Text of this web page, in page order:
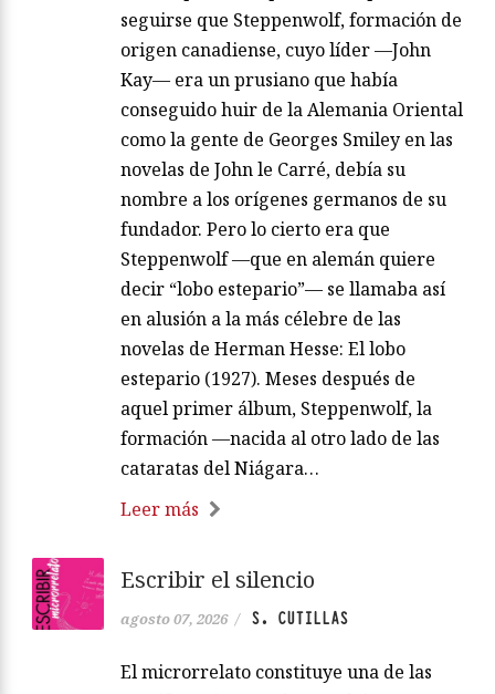
seguirse que Steppenwolf, formación de
origen canadiense, cuyo líder —John
Kay— era un prusiano que había
conseguido huir de la Alemania Oriental
como la gente de Georges Smiley en las
novelas de John le Carré, debía su
nombre a los orígenes germanos de su
fundador. Pero lo cierto era que
Steppenwolf —que en alemán quiere
decir “lobo estepario”— se llamaba así
en alusión a la más célebre de las
novelas de Herman Hesse: El lobo
estepario (1927). Meses después de
aquel primer álbum, Steppenwolf, la
formación —nacida al otro lado de las
cataratas del Niágara…
Leer más
Escribir el silencio
agosto 07, 2026 / S. CUTILLAS
El microrrelato constituye una de las